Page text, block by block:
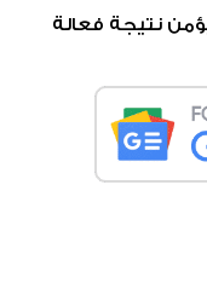
نتيجة فعالة